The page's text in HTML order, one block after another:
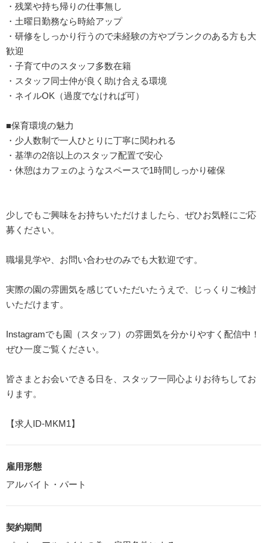
・残業や持ち帰りの仕事無し
・土曜日勤務なら時給アップ
・研修をしっかり行うので未経験の方やブランクのある方も大
歓迎
・子育て中のスタッフ多数在籍
・スタッフ同士仲が良く助け合える環境
・ネイルOK（過度でなければ可）
■保育環境の魅力
・少人数制で一人ひとりに丁寧に関われる
・基準の2倍以上のスタッフ配置で安心
・休憩はカフェのようなスペースで1時間しっかり確保
少しでもご興味をお持ちいただけましたら、ぜひお気軽にご応
募ください。
職場見学や、お問い合わせのみでも大歓迎です。
実際の園の雰囲気を感じていただいたうえで、じっくりご検討
いただけます。
Instagramでも園（スタッフ）の雰囲気を分かりやすく配信中！
ぜひ一度ご覧ください。
皆さまとお会いできる日を、スタッフ一同心よりお待ちしてお
ります。
【求人ID-MKM1】
雇用形態
アルバイト・パート
契約期間